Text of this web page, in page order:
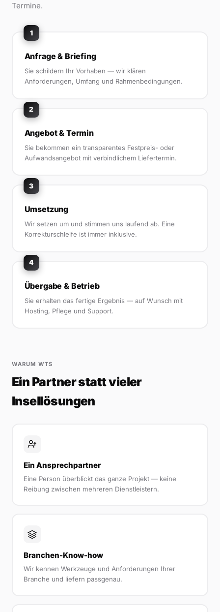
Termine.
1
Anfrage & Briefing
Sie schildern Ihr Vorhaben — wir klären
Anforderungen, Umfang und Rahmenbedingungen.
2
Angebot & Termin
Sie bekommen ein transparentes Festpreis- oder
Aufwandsangebot mit verbindlichem Liefertermin.
3
Umsetzung
Wir setzen um und stimmen uns laufend ab. Eine
Korrekturschleife ist immer inklusive.
4
Übergabe & Betrieb
Sie erhalten das fertige Ergebnis — auf Wunsch mit
Hosting, Pflege und Support.
WARUM WTS
Ein Partner statt vieler
Insellösungen
Ein Ansprechpartner
Eine Person überblickt das ganze Projekt — keine
Reibung zwischen mehreren Dienstleistern.
Branchen-Know-how
Wir kennen Werkzeuge und Anforderungen Ihrer
Branche und liefern passgenau.